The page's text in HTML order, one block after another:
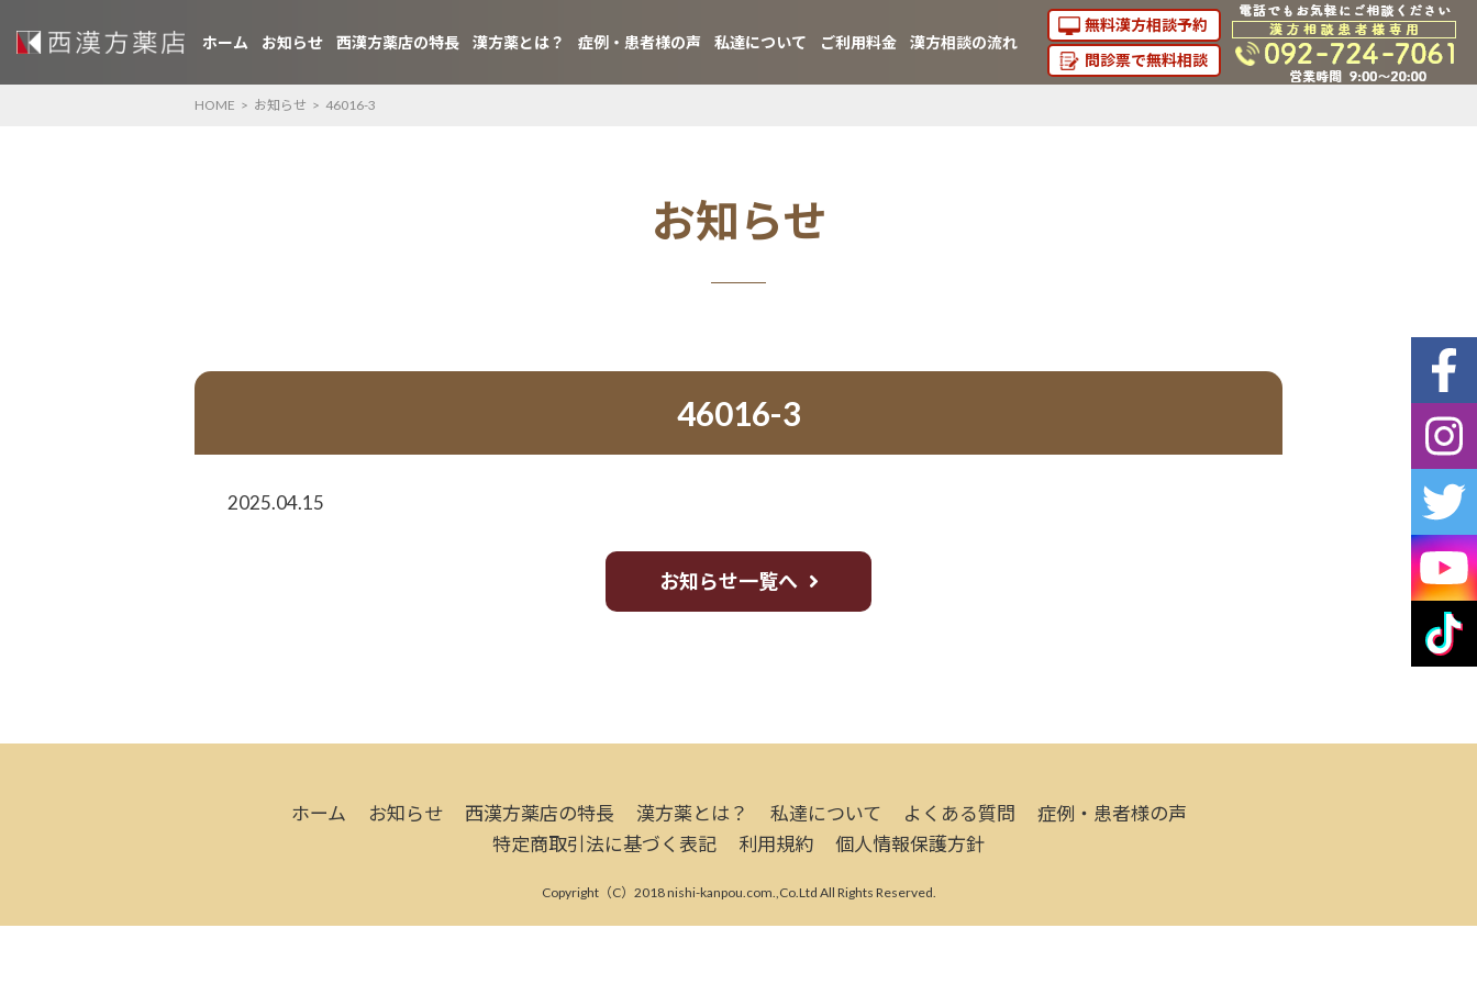
ホーム お知らせ 西漢方薬店の特長 漢方薬とは？ 症例・患者様の声 私達について ご利用料金 漢方相談の流れ
無料漢方相談予約
問診票で無料相談
HOME > お知らせ > 46016-3
お知らせ
46016-3
2025.04.15
お知らせ一覧へ
ホーム お知らせ 西漢方薬店の特長 漢方薬とは？ 私達について よくある質問
症例・患者様の声
特定商取引法に基づく表記
利用規約 個人情報保護方針
Copyright（C）2018 nishi-kanpou.com.,Co.Ltd All Rights Reserved.